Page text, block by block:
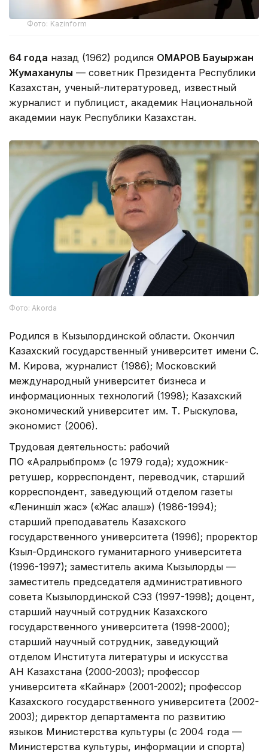
Фото: Kazinform
64 года назад (1962) родился ОМАРОВ Бауыржан
Жумаханулы — советник Президента Республики
Казахстан, ученый-литературовед, известный
журналист и публицист, академик Национальной
академии наук Республики Казахстан.
Фото: Akorda
Родился в Кызылординской области. Окончил
Казахский государственный университет имени С.
М. Кирова, журналист (1986); Московский
международный университет бизнеса и
информационных технологий (1998); Казахский
экономический университет им. Т. Рыскулова,
экономист (2006).
Трудовая деятельность: рабочий
ПО «Аралрыбпром» (с 1979 года); художник-
ретушер, корреспондент, переводчик, старший
корреспондент, заведующий отделом газеты
«Лениншіл жас» («Жас алаш») (1986-1994);
старший преподаватель Казахского
государственного университета (1996); проректор
Кзыл-Ординского гуманитарного университета
(1996-1997); заместитель акима Кызылорды —
заместитель председателя административного
совета Кызылординской СЭЗ (1997-1998); доцент,
старший научный сотрудник Казахского
государственного университета (1998-2000);
старший научный сотрудник, заведующий
отделом Института литературы и искусства
АН Казахстана (2000-2003); профессор
университета «Кайнар» (2001-2002); профессор
Казахского государственного университета (2002-
2003); директор департамента по развитию
языков Министерства культуры (с 2004 года —
Министерства культуры, информации и спорта)